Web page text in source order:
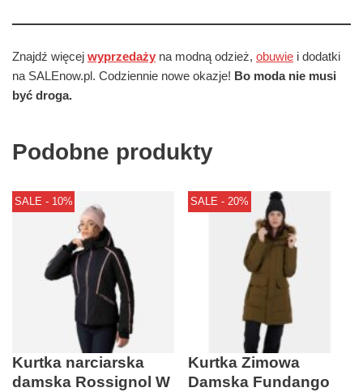
Znajdź więcej wyprzedaży na modną odzież, obuwie i dodatki
na SALEnow.pl. Codziennie nowe okazje! Bo moda nie musi
być droga.
Podobne produkty
SALE - 10%
Kurtka narciarska
damska Rossignol W
SALE - 20%
Kurtka Zimowa
Damska Fundango